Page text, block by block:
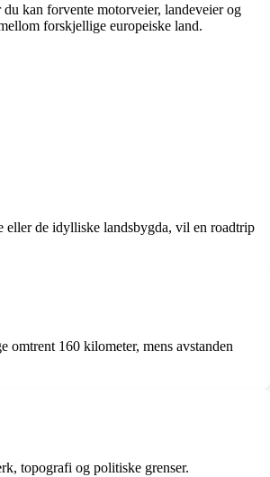
kan forvente motorveier, landeveier og
forskjellige europeiske land.
eller de idylliske landsbygda, vil en roadtrip
omtrent 160 kilometer, mens avstanden
topografi og politiske grenser.